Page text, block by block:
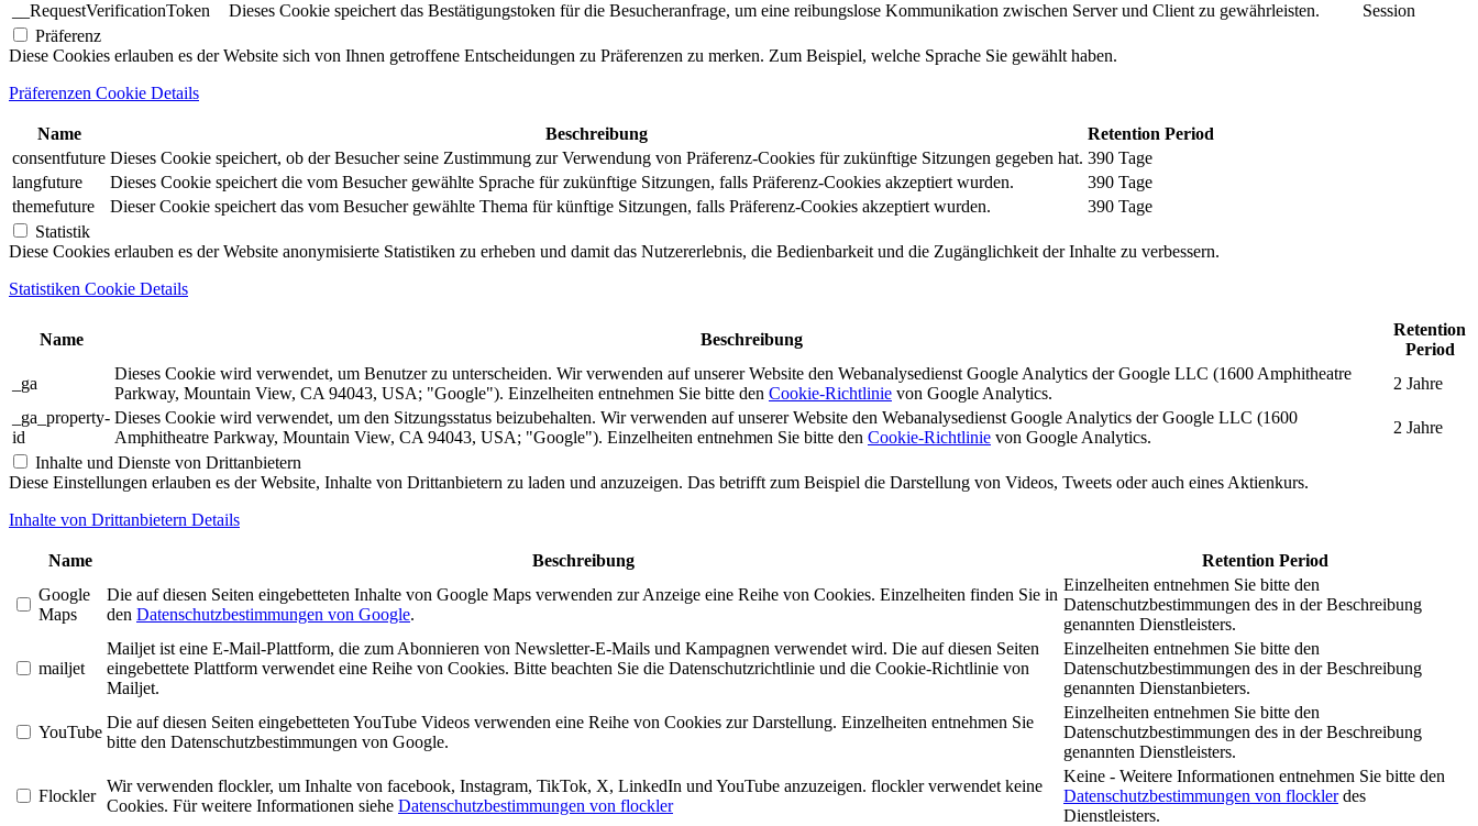
__RequestVerificationToken
Dieses Cookie speichert das Bestätigungstoken für die Besucheranfrage, um eine reibungslose Kommunikation zwischen Server und Client zu gewährleisten.
Session
Präferenz
Diese Cookies erlauben es der Website sich von Ihnen getroffene Entscheidungen zu Präferenzen zu merken. Zum Beispiel, welche Sprache Sie gewählt haben.
Präferenzen Cookie Details
Name Beschreibung
Retention Period
consentfuture Dieses Cookie speichert, ob der Besucher seine Zustimmung zur Verwendung von Präferenz-Cookies für zukünftige Sitzungen gegeben hat. 390 Tage
langfuture
Dieses Cookie speichert die vom Besucher gewählte Sprache für zukünftige Sitzungen, falls Präferenz-Cookies akzeptiert wurden.
390 Tage
themefuture
Dieser Cookie speichert das vom Besucher gewählte Thema für künftige Sitzungen, falls Präferenz-Cookies akzeptiert wurden.
390 Tage
Statistik
Diese Cookies erlauben es der Website anonymisierte Statistiken zu erheben und damit das Nutzererlebnis, die Bedienbarkeit und die Zugänglichkeit der Inhalte zu verbessern.
Statistiken Cookie Details
Name Beschreibung
Retention
Period
_ga
Dieses Cookie wird verwendet, um Benutzer zu unterscheiden. Wir verwenden auf unserer Website den Webanalysedienst Google Analytics der Google LLC (1600 Amphitheatre
Parkway, Mountain View, CA 94043, USA; "Google"). Einzelheiten entnehmen Sie bitte den Cookie-Richtlinie von Google Analytics.
2 Jahre
_ga_property-
id
Dieses Cookie wird verwendet, um den Sitzungsstatus beizubehalten. Wir verwenden auf unserer Website den Webanalysedienst Google Analytics der Google LLC (1600
Amphitheatre Parkway, Mountain View, CA 94043, USA; "Google"). Einzelheiten entnehmen Sie bitte den Cookie-Richtlinie von Google Analytics.
2 Jahre
Inhalte und Dienste von Drittanbietern
Diese Einstellungen erlauben es der Website, Inhalte von Drittanbietern zu laden und anzuzeigen. Das betrifft zum Beispiel die Darstellung von Videos, Tweets oder auch eines Aktienkurs.
Inhalte von Drittanbietern Details
Name Beschreibung
Retention Period
Google
Maps
Die auf diesen Seiten eingebetteten Inhalte von Google Maps verwenden zur Anzeige eine Reihe von Cookies. Einzelheiten finden Sie in
den Datenschutzbestimmungen von Google.
Einzelheiten entnehmen Sie bitte den
Datenschutzbestimmungen des in der Beschreibung
genannten Dienstleisters.
mailjet
Mailjet ist eine E-Mail-Plattform, die zum Abonnieren von Newsletter-E-Mails und Kampagnen verwendet wird. Die auf diesen Seiten
eingebettete Plattform verwendet eine Reihe von Cookies. Bitte beachten Sie die Datenschutzrichtlinie und die Cookie-Richtlinie von
Mailjet.
Einzelheiten entnehmen Sie bitte den
Datenschutzbestimmungen des in der Beschreibung
genannten Dienstanbieters.
YouTube
Die auf diesen Seiten eingebetteten YouTube Videos verwenden eine Reihe von Cookies zur Darstellung. Einzelheiten entnehmen Sie
bitte den Datenschutzbestimmungen von Google.
Einzelheiten entnehmen Sie bitte den
Datenschutzbestimmungen des in der Beschreibung
genannten Dienstleisters.
Flockler
Wir verwenden flockler, um Inhalte von facebook, Instagram, TikTok, X, LinkedIn und YouTube anzuzeigen. flockler verwendet keine
Cookies. Für weitere Informationen siehe Datenschutzbestimmungen von flockler
Keine - Weitere Informationen entnehmen Sie bitte den
Datenschutzbestimmungen von flocklerdes
Dienstleisters.